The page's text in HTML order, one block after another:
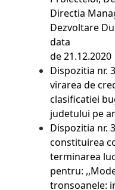
Directia
Dezvoltare
data
de 21.12.2020
Dispozitia nr.
virarea de
clasificatiei
judetului pe
Dispozitia nr.
constituirea
terminarea
pentru:
tronsoanele: